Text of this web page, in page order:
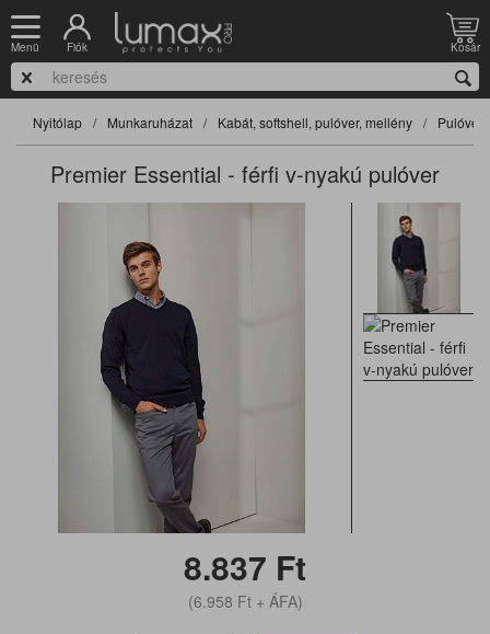
Menü Fiók Kosár
Nyitólap Munkaruházat Kabát, softshell, pulóver, mellény Pulóver
Premier Essential - férfi v-nyakú pulóver
8.837 Ft
(6.958 Ft+ ÁFA)